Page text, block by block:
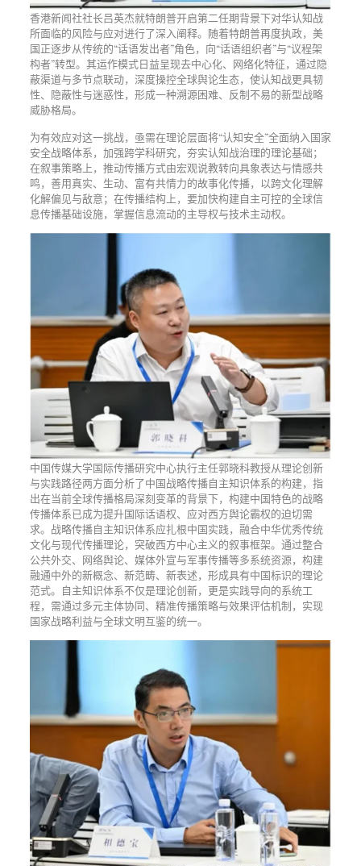
香港新闻社社长吕英杰就特朗普开启第二任期背景下对华认知战
所面临的风险与应对进行了深入阐释。随着特朗普再度执政，美
国正逐步从传统的“话语发出者”角色，向“话语组织者”与“议程架
构者”转型。其运作模式日益呈现去中心化、网络化特征，通过隐
蔽渠道与多节点联动，深度操控全球舆论生态，使认知战更具韧
性、隐蔽性与迷惑性，形成一种溯源困难、反制不易的新型战略
威胁格局。
为有效应对这一挑战，亟需在理论层面将“认知安全”全面纳入国家
安全战略体系，加强跨学科研究，夯实认知战治理的理论基础；
在叙事策略上，推动传播方式由宏观说教转向具象表达与情感共
鸣，善用真实、生动、富有共情力的故事化传播，以跨文化理解
化解偏见与敌意；在传播结构上，要加快构建自主可控的全球信
息传播基础设施，掌握信息流动的主导权与技术主动权。
中国传媒大学国际传播研究中心执行主任郭晓科教授从理论创新
与实践路径两方面分析了中国战略传播自主知识体系的构建，指
出在当前全球传播格局深刻变革的背景下，构建中国特色的战略
传播体系已成为提升国际话语权、应对西方舆论霸权的迫切需
求。战略传播自主知识体系应扎根中国实践，融合中华优秀传统
文化与现代传播理论，突破西方中心主义的叙事框架。通过整合
公共外交、网络舆论、媒体外宣与军事传播等多系统资源，构建
融通中外的新概念、新范畴、新表述，形成具有中国标识的理论
范式。自主知识体系不仅是理论创新，更是实践导向的系统工
程，需通过多元主体协同、精准传播策略与效果评估机制，实现
国家战略利益与全球文明互鉴的统一。